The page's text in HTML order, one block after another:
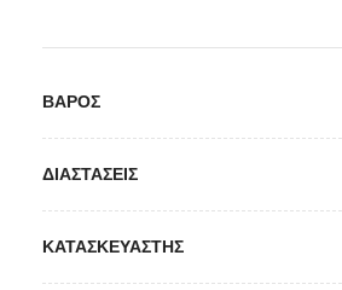
ΒΑΡΟΣ
ΔΙΑΣΤΑΣΕΙΣ
ΚΑΤΑΣΚΕΥΑΣΤΗΣ